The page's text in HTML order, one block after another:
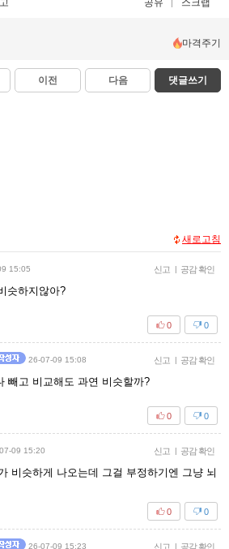
공유 스크랩
마격주기
이전 다음 댓글쓰기
새로고침
15:05 신고 | 공감 확인
슷하지않아?
0
0
26-07-09 15:08 신고 | 공감 확인
빼고 비교해도 과연 비슷할까?
0
0
09 15:20 신고 | 공감 확인
비슷하게 나오는데 그걸 부정하기엔 그냥 뇌
0
0
26-07-09 15:23 신고 | 공감 확인